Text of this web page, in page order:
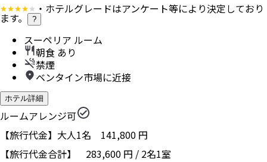
・ホテルグレードはアンケート等により決定しており
ます。 ?
スーペリア ルーム
朝食 あり
禁煙
ベンタイン市場に近接
ホテル詳細
ルームアレンジ可
【旅行代金】大人1名 141,800 円
【旅行代金合計】 283,600 円 / 2名1室